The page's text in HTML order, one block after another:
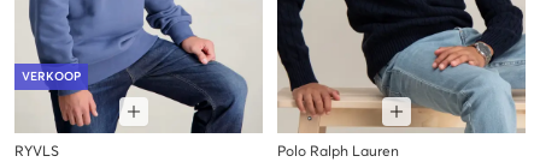
VERKOOP
RYVLS
Polo Ralph Lauren